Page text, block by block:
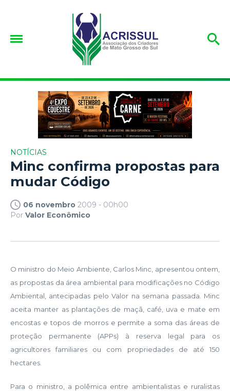
NOTÍCIAS
Minc confirma propostas para
mudar Código
06 novembro 2009 - 00h00
Por Valor Econômico
O ministro do Meio Ambiente, Carlos Minc, apresentou ontem,
as propostas da área ambiental para modificações no Código
Ambiental, antecipadas pelo Valor na semana passada. Minc
aceita manter as plantações de maçã, café, uva e mate em
encostas e topos de morros e permite a soma das áreas de
proteção permanente (APPs) à reserva legal para os
agricultores familiares ou com propriedades de até 150
hectares.
Para o ministro, a polêmica entre ambientalistas e ruralistas